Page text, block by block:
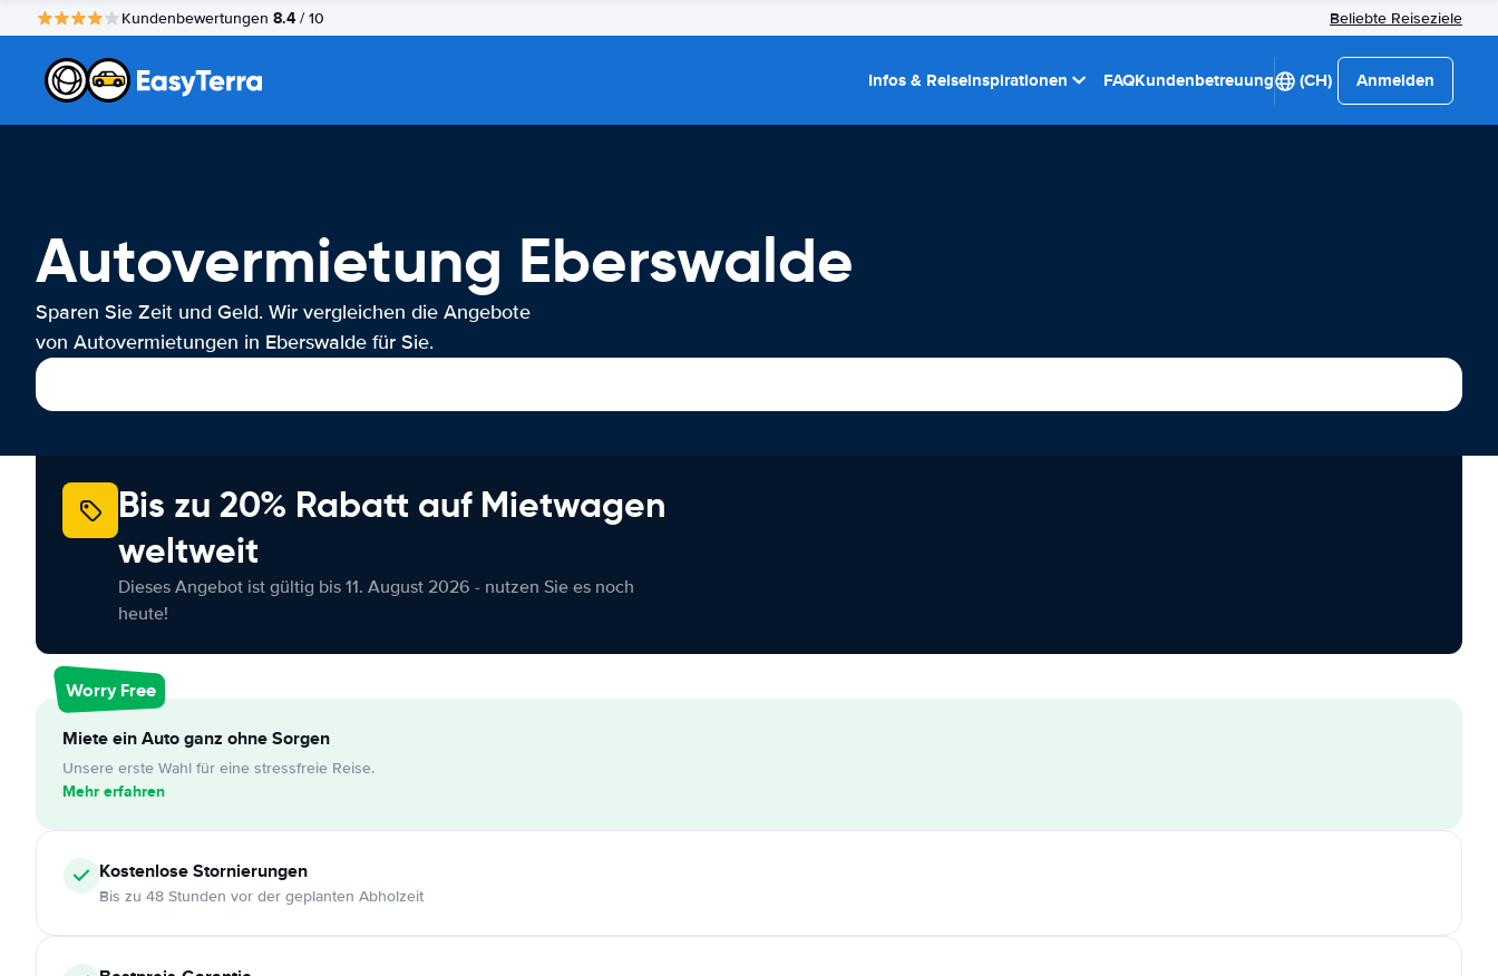
Kundenbewertungen 8.4 / 10 Beliebte Reiseziele
Infos & Reiseinspirationen FAQKundenbetreuung (CH) Anmelden
Autovermietung Eberswalde
Sparen Sie Zeit und Geld. Wir vergleichen die Angebote
von Autovermietungen in Eberswalde für Sie.
Bis zu 20% Rabatt auf Mietwagen
weltweit
Dieses Angebot ist gültig bis 11. August 2026 - nutzen Sie es noch
heute!
Worry Free
Miete ein Auto ganz ohne Sorgen
Unsere erste Wahl für eine stressfreie Reise.
Mehr erfahren
KostenloseStornierungen
Bis zu 48 Stunden vor der geplanten Abholzeit